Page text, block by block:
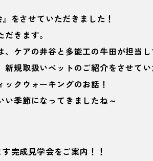
をさせていただきました！
きます。
ケアの井谷と多能工の牛田が担当し
規取扱いベットのご紹介をさせてい
クウォーキングのお話！
季節になってきましたね～
完成見学会をご案内！！